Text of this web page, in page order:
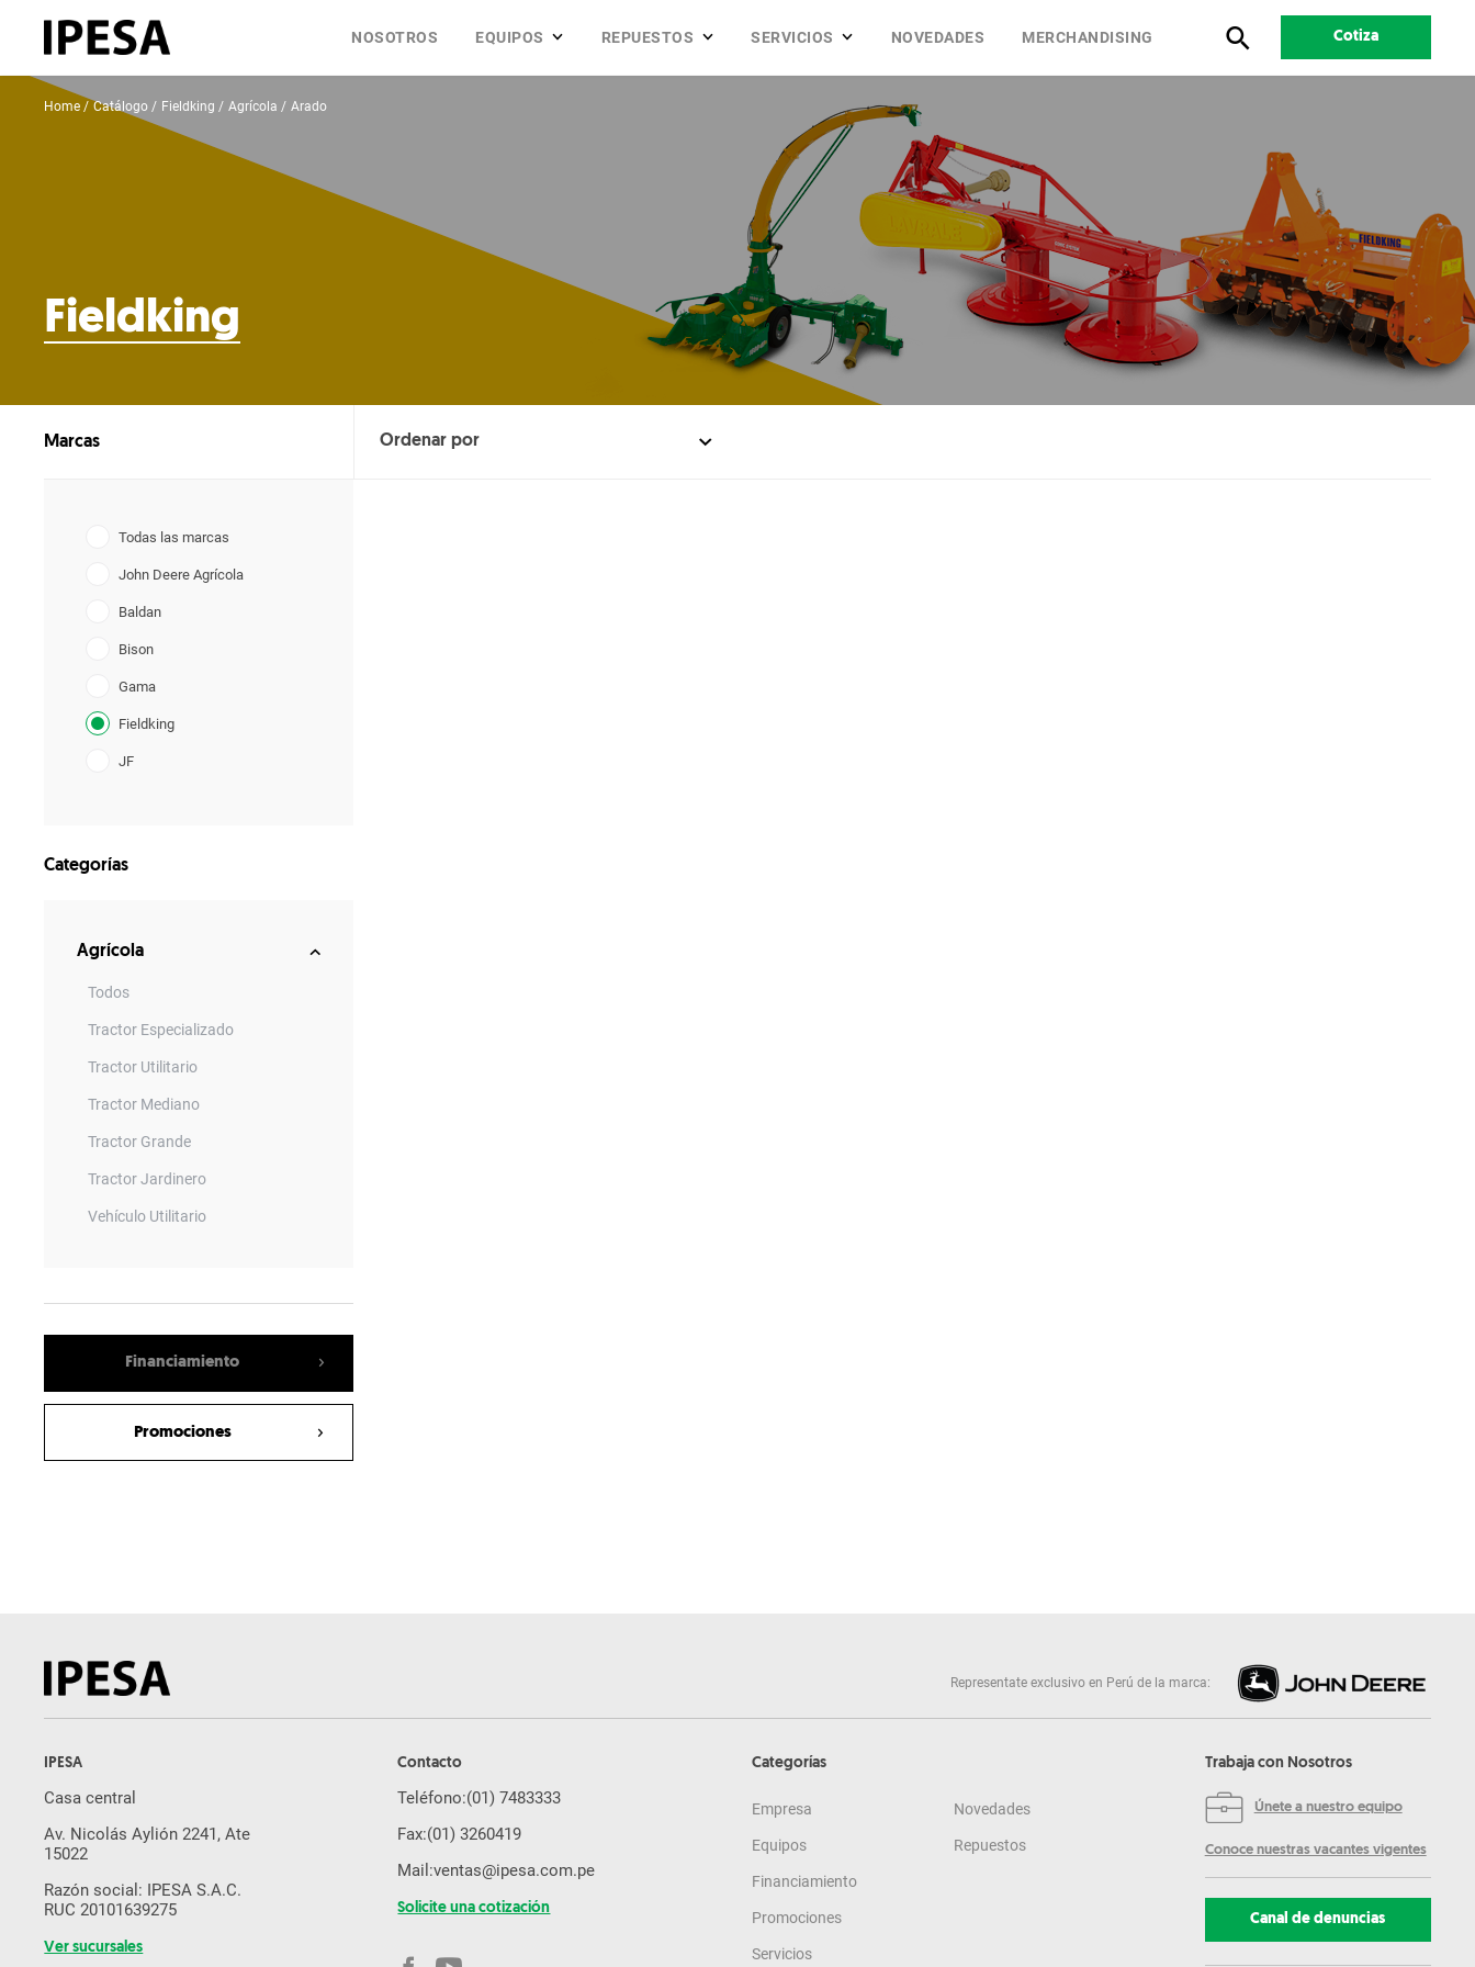
NOSOTROS EQUIPOS REPUESTOS SERVICIOS NOVEDADES MERCHANDISING Cotiza
Home Catálogo Fieldking Agrícola Arado
Fieldking
Marcas
Todas las marcas
John Deere Agrícola
Baldan
Bison
Gama
Fieldking
JF
Categorías
Agrícola
Todos
Tractor Especializado
Tractor Utilitario
Tractor Mediano
Tractor Grande
Tractor Jardinero
Vehículo Utilitario
Empacadora
Sembradora Neumatica
Cosechadora De Caña
Rastra
Cosechadora De Forraje
Financiamiento
Promociones
Representate exclusivo en Perú de la marca:
IPESA
Casa central
Av. Nicolás Aylión 2241, Ate
15022
Razón social: IPESA S.A.C.
RUC 20101639275
Ver sucursales
Contacto
Teléfono:(01) 7483333
Fax:(01) 3260419
Mail:ventas@ipesa.com.pe
Solicite una cotización
Categorías
Empresa
Equipos
Financiamiento
Promociones
Servicios
Novedades
Repuestos
Trabaja con Nosotros
Únete a nuestro equipo
Conoce nuestras vacantes vigentes
Canal de denuncias